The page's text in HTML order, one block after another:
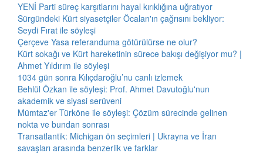
YENİ Parti süreç karşıtlarını hayal kırıklığına uğratıyor
Sürgündeki Kürt siyasetçiler Öcalan'ın çağrısını bekliyor:
Seydi Fırat ile söyleşi
Çerçeve Yasa referanduma götürülürse ne olur?
Kürt sokağı ve Kürt hareketinin sürece bakışı değişiyor mu? |
Ahmet Yıldırım ile söyleşi
1034 gün sonra Kılıçdaroğlu’nu canlı izlemek
Behlül Özkan ile söyleşi: Prof. Ahmet Davutoğlu'nun
akademik ve siyasi serüveni
Mümtaz'er Türköne ile söyleşi: Çözüm sürecinde gelinen
nokta ve bundan sonrası
Transatlantik: Michigan ön seçimleri | Ukrayna ve İran
savaşları arasında benzerlik ve farklar